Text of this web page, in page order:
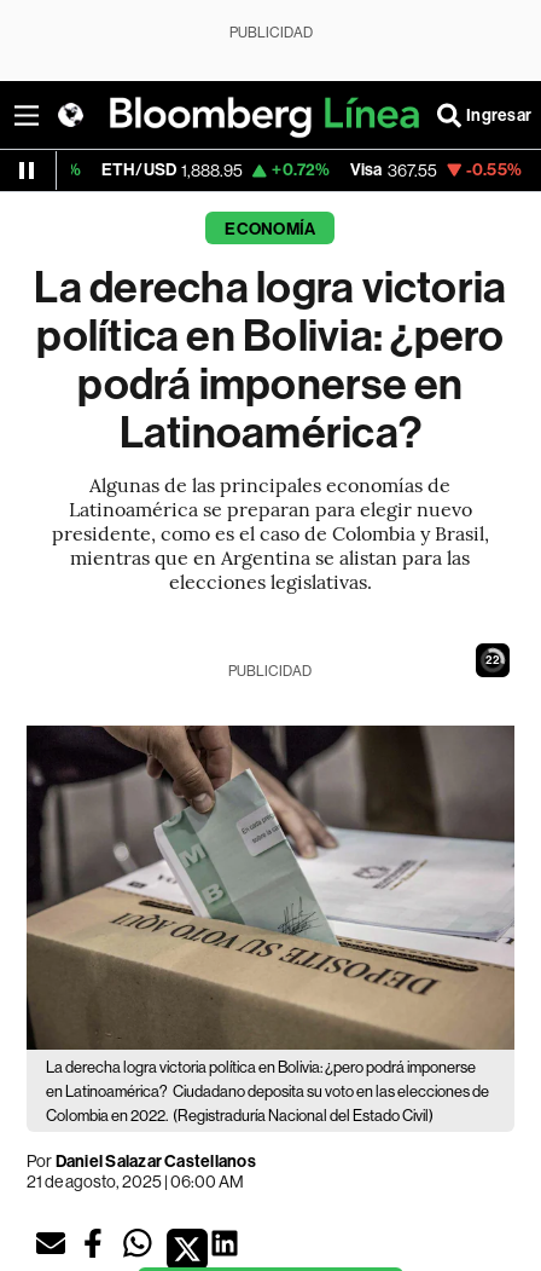
PUBLICIDAD
Ingresar
1,888.95 +0.72% Visa 367.55 -0.55% MercadoLibre
ECONOMÍA
La derecha logra victoria
política en Bolivia: ¿pero
podrá imponerse en
Latinoamérica?
Algunas de las principales economías de
Latinoamérica se preparan para elegir nuevo
presidente, como es el caso de Colombia y Brasil,
mientras que en Argentina se alistan para las
elecciones legislativas.
20
PUBLICIDAD
La derecha logra victoria política en Bolivia: ¿pero podrá imponerse
en Latinoamérica? Ciudadano deposita su voto en las elecciones de
Colombia en 2022. (Registraduría Nacional del Estado Civil)
PorDaniel Salazar Castellanos
21 de agosto, 2025 | 06:00 AM